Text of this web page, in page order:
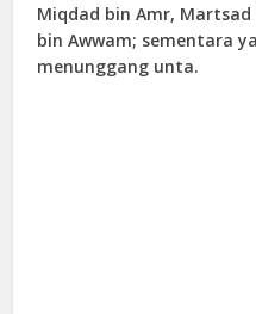
Miqdad bin Amr,
bin Awwam; sementara
menunggang unta.